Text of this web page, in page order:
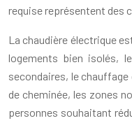
requise représentent des
La chaudière électrique
logements bien isolés,
secondaires, le
de cheminée, les zones
personnes souhaitant